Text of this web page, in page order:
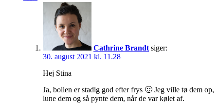
Cathrine Brandt siger:
30. august 2021 kl. 11.28
Hej Stina
Ja, bollen er stadig god efter frys 🙂 Jeg ville tø dem op,
lune dem og så pynte dem, når de var kølet af.